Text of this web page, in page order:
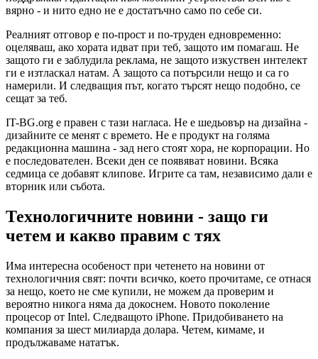
вярно - и нито едно не е достатъчно само по себе си.
Реалният отговор е по-прост и по-труден едновременно:
оцеляваш, ако хората идват при теб, защото им помагаш. Не
защото ги е заблудила реклама, не защото изкуствен интелект
ги е изтласкал натам. А защото са потърсили нещо и са го
намерили. И следващия път, когато търсят нещо подобно, се
сещат за теб.
IT-BG.org е правен с тази нагласа. Не е шедьовър на дизайна -
дизайните се менят с времето. Не е продукт на голяма
редакционна машина - зад него стоят хора, не корпорации. Но
е последователен. Всеки ден се появяват новини. Всяка
седмица се добавят клипове. Игрите са там, независимо дали е
вторник или събота.
Технологичните новини - защо ги
четем и какво правим с тях
Има интересна особеност при четенето на новини от
технологичния свят: почти всичко, което прочитаме, се отнася
за нещо, което не сме купили, не можем да проверим и
вероятно никога няма да докоснем. Новото поколение
процесор от Intel. Следващото iPhone. Придобиването на
компания за шест милиарда долара. Четем, кимаме, и
продължаваме нататък.